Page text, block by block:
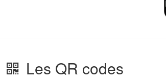
Les QR codes